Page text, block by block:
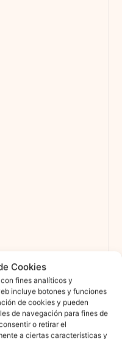
Cookies
fines analíticos y
incluye botones y funciones
de cookies y pueden
de navegación para fines de
o retirar el
a ciertas características y